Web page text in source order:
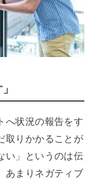
へ状況の報告をす
取りかかることが
い」というのは伝
あまりネガティブ